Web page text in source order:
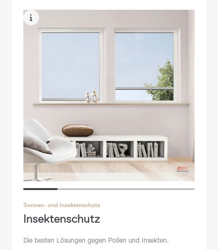
Fenster
Insektenschutz
Sonnen- und Insektenschutz
Die besten Lösungen gegen Pollen und Insekten.